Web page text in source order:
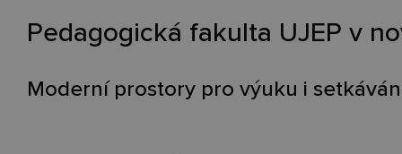
Pedagogická fakulta UJEP v
Moderní prostory pro výuku i